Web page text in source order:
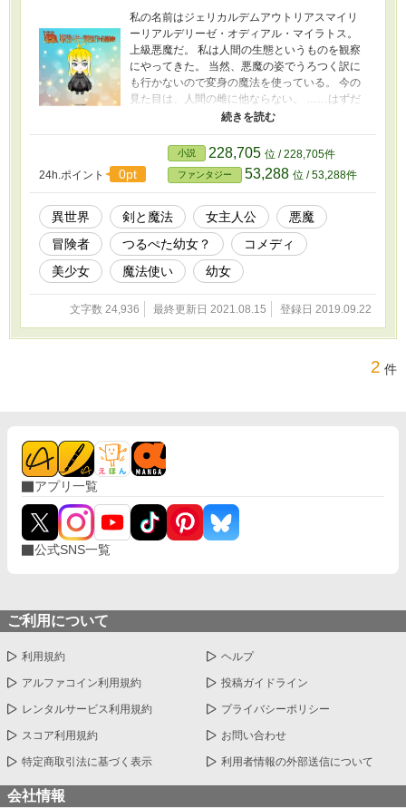
https://kakuyomu.jp/works/11773540548941766
私の名前はジェリカルデムアウトリアスマイリ
ーリアルデリーゼ・オディアル・マイラトス。
上級悪魔だ。 私は人間の生態というものを観察
にやってきた。 当然、悪魔の姿でうろつく訳に
も行かないので変身の魔法を使っている。 今の
見た目は、人間の雌に他ならない。 ……はずだ
ったのだが。 悪魔の冒険者ライフはドタバタ喜
劇の香り。 画像はCHARAT様
(ttps://charat.me/chibi/)を利用させていただいて
います。
24h.ポイント
0pt
小説 228,705 位 / 228,705件
ファンタジー 53,288 位 / 53,288件
異世界 剣と魔法 女主人公
悪魔
冒険者
つるぺた幼女？
コメディ
美少女
魔法使い 幼女
文字数 24,936 最終更新日 2021.08.15 登録日 2019.09.22
2 件
アプリ一覧
公式SNS一覧
ご利用について
利用規約 ヘルプ
アルファコイン利用規約 投稿ガイドライン
レンタルサービス利用規約 プライバシーポリシー
スコア利用規約 お問い合わせ
特定商取引法に基づく表示 利用者情報の外部送信について
会社情報